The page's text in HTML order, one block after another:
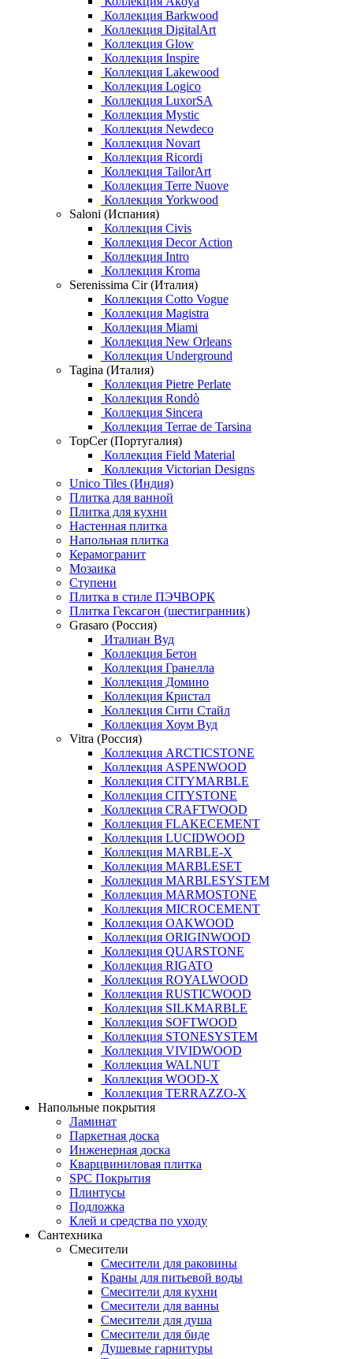
Коллекция Barkwood
Коллекция DigitalArt
Коллекция Glow
Коллекция Inspire
Коллекция Lakewood
Коллекция Logico
Коллекция LuxorSA
Коллекция Mystic
Коллекция Newdeco
Коллекция Novart
Коллекция Ricordi
Коллекция TailorArt
Коллекция Terre Nuove
Коллекция Yorkwood
Saloni (Испания)
Коллекция Civis
Коллекция Decor Action
Коллекция Intro
Коллекция Kroma
Serenissima Cir (Италия)
Коллекция Cotto Vogue
Коллекция Magistra
Коллекция Miami
Коллекция New Orleans
Коллекция Underground
Tagina (Италия)
Коллекция Pietre Perlate
Коллекция Rondò
Коллекция Sincera
Коллекция Terrae de Tarsina
TopCer (Португалия)
Коллекция Field Material
Коллекция Victorian Designs
Unico Tiles (Индия)
Плитка для ванной
Плитка для кухни
Настенная плитка
Напольная плитка
Керамогранит
Мозаика
Ступени
Плитка в стиле ПЭЧВОРК
Плитка Гексагон (шестигранник)
Grasaro (Россия)
Италиан Вуд
Коллекция Бетон
Коллекция Гранелла
Коллекция Домино
Коллекция Кристал
Коллекция Сити Стайл
Коллекция Хоум Вуд
Vitra (Россия)
Коллекция ARCTICSTONE
Коллекция ASPENWOOD
Коллекция CITYMARBLE
Коллекция CITYSTONE
Коллекция CRAFTWOOD
Коллекция FLAKECEMENT
Коллекция LUCIDWOOD
Коллекция MARBLE-X
Коллекция MARBLESET
Коллекция MARBLESYSTEM
Коллекция MARMOSTONE
Коллекция MICROCEMENT
Коллекция OAKWOOD
Коллекция ORIGINWOOD
Коллекция QUARSTONE
Коллекция RIGATO
Коллекция ROYALWOOD
Коллекция RUSTICWOOD
Коллекция SILKMARBLE
Коллекция SOFTWOOD
Коллекция STONESYSTEM
Коллекция VIVIDWOOD
Коллекция WALNUT
Коллекция WOOD-X
Коллекция ТЕRRАZZO-X
Напольные покрытия
Ламинат
Паркетная доска
Инженерная доска
Кварцвиниловая плитка
SPC Покрытия
Плинтусы
Подложка
Клей и средства по уходу
Сантехника
Смесители
Смесители для раковины
Краны для питьевой воды
Смесители для кухни
Смесители для ванны
Смесители для душа
Смесители для биде
Душевые гарнитуры